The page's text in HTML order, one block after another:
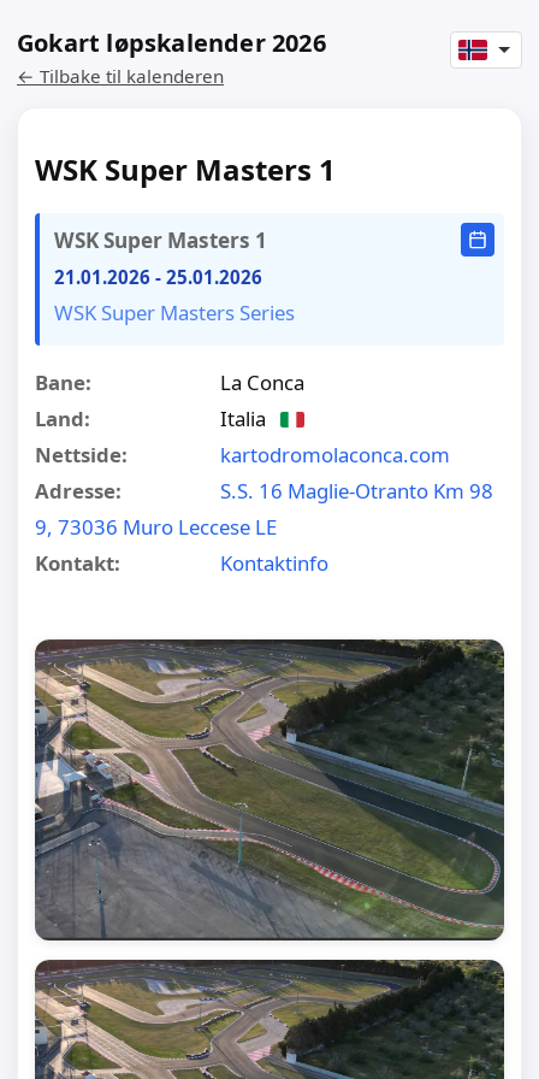
Gokart løpskalender 2026
← Tilbake til kalenderen
WSK Super Masters 1
WSK Super Masters 1
21.01.2026 - 25.01.2026
WSK Super Masters Series
Bane:
La Conca
Land:
Italia
Nettside:
kartodromolaconca.com
Adresse:
S.S. 16 Maglie-Otranto Km 98
9, 73036 Muro Leccese LE
Kontakt:
Kontaktinfo